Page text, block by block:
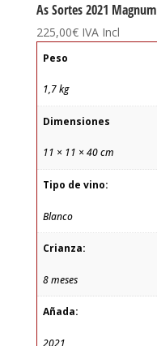
As Sortes 2021 Magnum
225,00€ IVA Incl
Peso
1,7 kg
Dimensiones
11 × 11 × 40 cm
Tipo de vino:
Blanco
Crianza:
8 meses
Añada:
2021